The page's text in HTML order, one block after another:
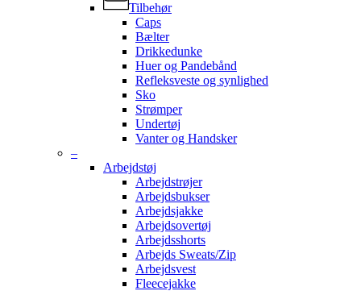
Tilbehør
Caps
Bælter
Drikkedunke
Huer og Pandebånd
Refleksveste og synlighed
Sko
Strømper
Undertøj
Vanter og Handsker
–
Arbejdstøj
Arbejdstrøjer
Arbejdsbukser
Arbejdsjakke
Arbejdsovertøj
Arbejdsshorts
Arbejds Sweats/Zip
Arbejdsvest
Fleecejakke